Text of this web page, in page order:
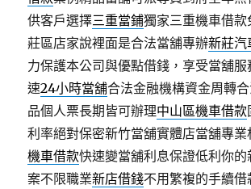
供客戶選擇三重當鋪獨家三重機車借
莊區店家說裡面是合法當舖專辦新莊汽
力保護本公司與優點借錢，享受當舖
速24小時當舖合法金融機構資金周轉
品個人票長期皆可辦理中山區機車借款
利率絕對保密新竹當舖實體店當舖專業
機車借款快速變當舖利息保證低利你的
案不限職業新店借錢不用繁複的手續